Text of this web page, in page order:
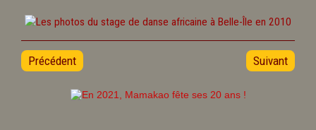
Précédent Suivant